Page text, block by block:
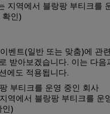
지역에서 블랑팡 부티크를
확인)
벤트(일반 또는 맞춤)에 관
받아보겠습니다. 이는 다음
에도 적용됩니다.
부티크를 운영 중인 회사
역에서 블랑팡 부티크를 운
인)